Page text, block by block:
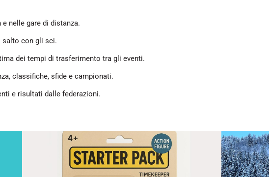
nelle gare di distanza.
salto con gli sci.
dei tempi di trasferimento tra gli eventi.
classifiche, sfide e campionati.
e risultati dalle federazioni.